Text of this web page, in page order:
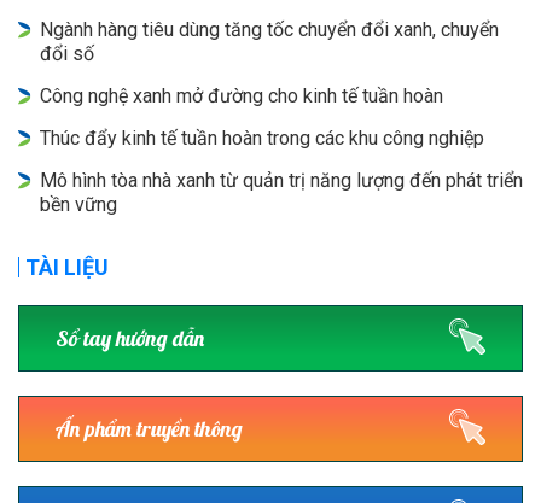
Ngành hàng tiêu dùng tăng tốc chuyển đổi xanh, chuyển
đổi số
Công nghệ xanh mở đường cho kinh tế tuần hoàn
Thúc đẩy kinh tế tuần hoàn trong các khu công nghiệp
Mô hình tòa nhà xanh từ quản trị năng lượng đến phát triển
bền vững
TÀI LIỆU
Sổ tay hướng dẫn
Ấn phẩm truyền thông